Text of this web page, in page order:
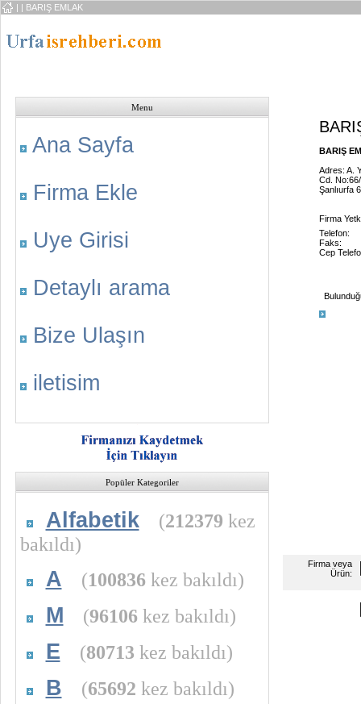
| | BARIŞ EMLAK
Menu
Ana Sayfa
Firma Ekle
Uye Girisi
Detaylı arama
Bize Ulaşın
iletisim
Popüler Kategoriler
Alfabetik (212379 kez
bakıldı)
A (100836 kez bakıldı)
M (96106 kez bakıldı)
E (80713 kez bakıldı)
B (65692 kez bakıldı)
BARIŞ
Adres: A.
Cd.
Şanlıurfa
Firma
Telefon:
Faks:
Cep
Firma veya
Ürün: